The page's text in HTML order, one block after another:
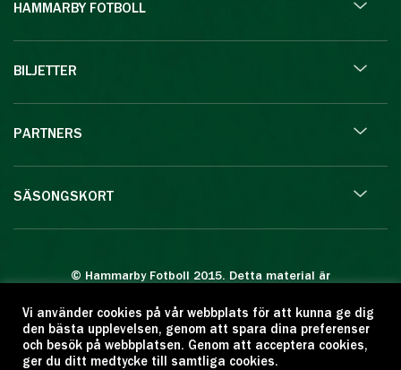
HAMMARBY FOTBOLL
BILJETTER
PARTNERS
SÄSONGSKORT
© Hammarby Fotboll 2015. Detta material är
Eftertryck eller annan kopiering är förbjuden.
Citera oss gärna men ange källan:
www.hammarbyfotboll.se. Ansvarig utgivare:
Vi använder cookies på vår webbplats för att kunna ge dig
den bästa upplevelsen, genom att spara dina preferenser
och besök på webbplatsen. Genom att acceptera cookies,
ger du ditt medtycke till samtliga cookies.